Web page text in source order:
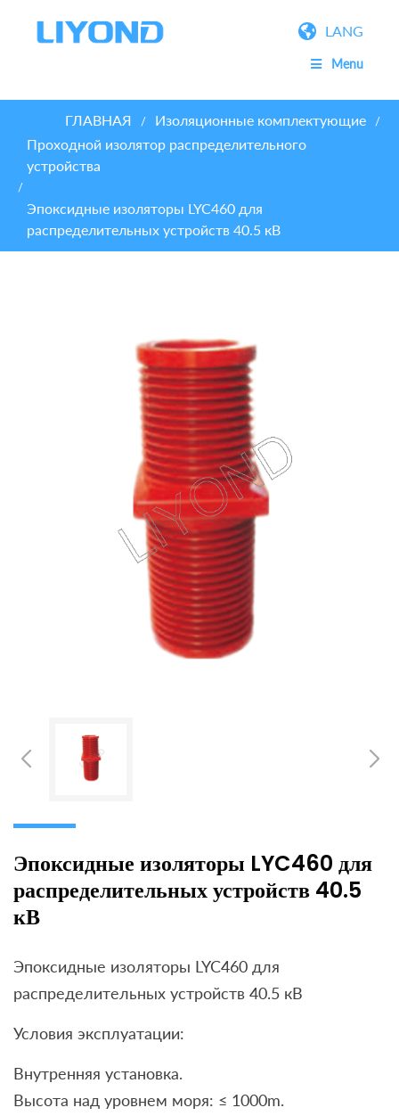
LANG
Menu
ГЛАВНАЯ / Изоляционные комплектующие /
Проходной изолятор распределительного
устройства
/
Эпоксидные изоляторы LYC460 для
распределительных устройств 40.5 кВ
Эпоксидные изоляторы LYC460 для
распределительных устройств 40.5
кВ
Эпоксидные изоляторы LYC460 для
распределительных устройств 40.5 кВ
Условия эксплуатации:
Внутренняя установка.
Высота над уровнем моря: ≤ 1000m.